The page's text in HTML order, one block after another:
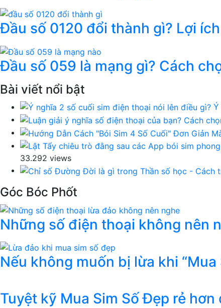
Đầu số 0120 đổi thành gì? Lợi
Đầu số 059 là mạng gì? Cách
Bài viết nổi bật
Ý
33.292 views
Góc Bóc Phốt
Những số điện thoại không nên
Nếu không muốn bị lừa khi
Tuyệt kỹ Mua Sim Số Đẹp rẻ